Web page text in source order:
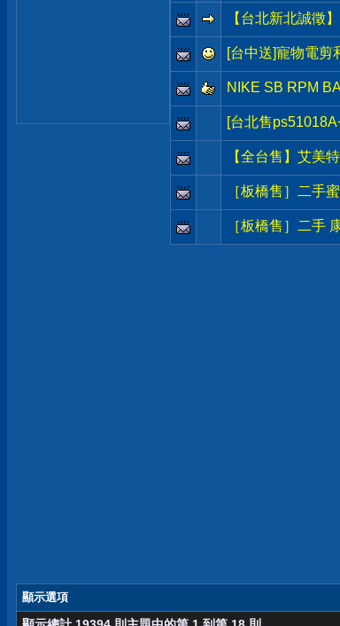
【台北新北誠徵
[台中送]寵物電剪
NIKE SB RPM
[台北售
【全台售】艾美
［板橋售］二手
［板橋售］二手
顯示選項